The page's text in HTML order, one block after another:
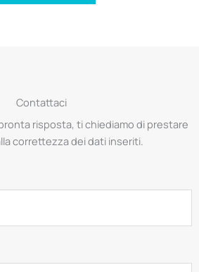
Contattaci
risposta, ti chiediamo di prestare
correttezza dei dati inseriti.